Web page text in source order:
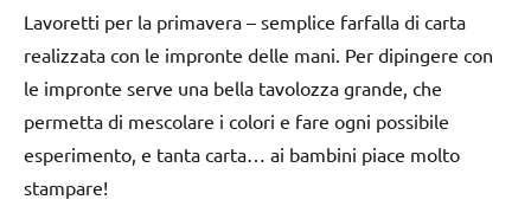
dettati
dettati
ortografici
LINGUAGGIO
3 ai
6
anni
LINGUAGGIO
/
Lavoretti per la primavera – semplice farfalla di carta
realizzata con le impronte delle mani. Per dipingere con
le impronte serve una bella tavolozza grande, che
permetta di mescolare i colori e fare ogni possibile
esperimento, e tanta carta… ai bambini piace molto
stampare!